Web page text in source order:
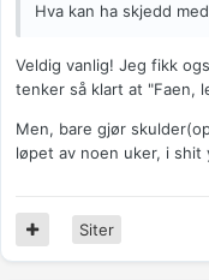
Hva kan ha skjedd
Veldig vanlig! Jeg fikk
tenker så klart at "Faen,
Men, bare gjør
løpet av noen uker, i shit
Siter